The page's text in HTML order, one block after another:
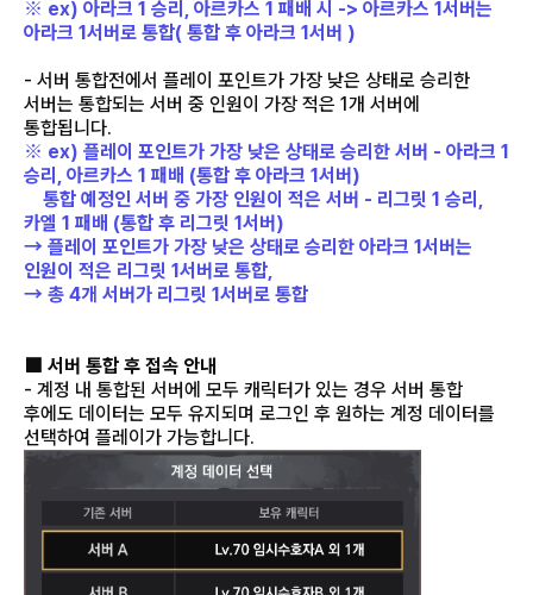
※ ex) 아라크 1 승리, 아르카스 1 패배 시 -> 아르카스 1서버는
아라크 1서버로 통합( 통합 후 아라크 1서버 )
- 서버 통합전에서 플레이 포인트가 가장 낮은 상태로 승리한
서버는 통합되는 서버 중 인원이 가장 적은 1개 서버에
통합됩니다.
※ ex) 플레이 포인트가 가장 낮은 상태로 승리한 서버 - 아라크 1
승리, 아르카스 1 패배 (통합 후 아라크 1서버)
통합 예정인 서버 중 가장 인원이 적은 서버 - 리그릿 1 승리,
카엘 1 패배 (통합 후 리그릿 1서버)
→ 플레이 포인트가 가장 낮은 상태로 승리한 아라크 1서버는
인원이 적은 리그릿 1서버로 통합,
→ 총 4개 서버가 리그릿 1서버로 통합
■ 서버 통합 후 접속 안내
- 계정 내 통합된 서버에 모두 캐릭터가 있는 경우 서버 통합
후에도 데이터는 모두 유지되며 로그인 후 원하는 계정 데이터를
선택하여 플레이가 가능합니다.